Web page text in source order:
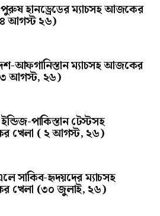
পুরুষ হানড্রেডের ম্যাচসহ আজকের
আগস্ট ২৬)
আফগানিস্তান ম্যাচসহ আজকের
আগস্ট, ২৬)
পাকিস্তান টেস্টসহ
খেলা ( ২ আগস্ট, ২৬)
সাকিব-হৃদয়দের ম্যাচসহ
খেলা (৩০ জুলাই, ২৬)